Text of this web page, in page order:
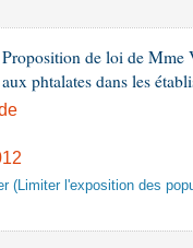
de loi de Mme
phtalates dans les
(Limiter l'exposition des